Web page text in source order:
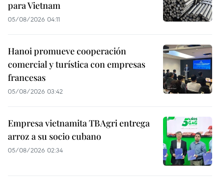
para Vietnam
05/08/2026 04:11
Hanoi promueve cooperación
comercial y turística con empresas
francesas
05/08/2026 03:42
Empresa vietnamita TBAgri entrega
arroz a su socio cubano
05/08/2026 02:34